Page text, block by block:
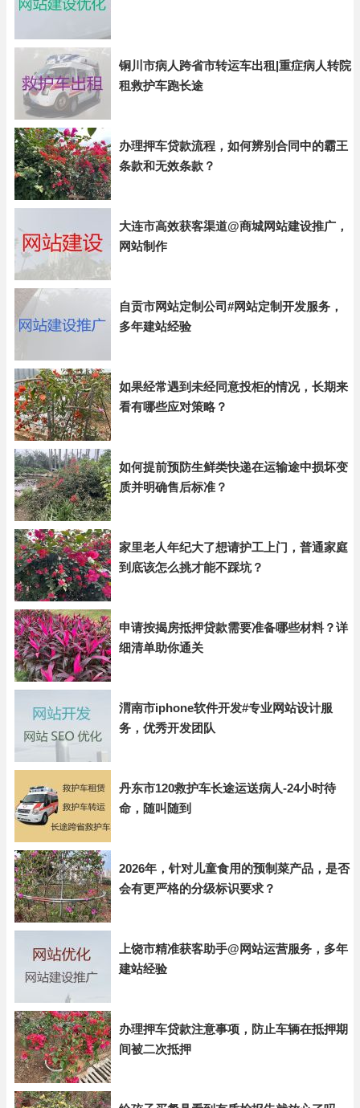
铜川市病人跨省市转运车出租|重症病人转院
租救护车跑长途
办理押车贷款流程，如何辨别合同中的霸王
条款和无效条款？
大连市高效获客渠道@商城网站建设推广，
网站制作
自贡市网站定制公司#网站定制开发服务，
多年建站经验
如果经常遇到未经同意投柜的情况，长期来
看有哪些应对策略？
如何提前预防生鲜类快递在运输途中损坏变
质并明确售后标准？
家里老人年纪大了想请护工上门，普通家庭
到底该怎么挑才能不踩坑？
申请按揭房抵押贷款需要准备哪些材料？详
细清单助你通关
渭南市iphone软件开发#专业网站设计服
务，优秀开发团队
丹东市120救护车长途运送病人-24小时待
命，随叫随到
2026年，针对儿童食用的预制菜产品，是否
会有更严格的分级标识要求？
上饶市精准获客助手@网站运营服务，多年
建站经验
办理押车贷款注意事项，防止车辆在抵押期
间被二次抵押